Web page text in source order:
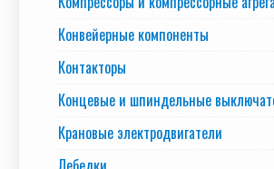
Конвейерные компоненты
Контакторы
Концевые и шпиндельные
Крановые электродвигатели